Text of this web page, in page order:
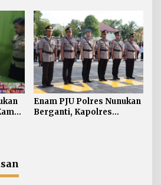
Lomba Menggambar dan
Mewarnai
Enam PJU Polres Nunukan
Berganti, Kapolres